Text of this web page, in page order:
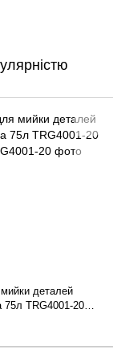
деталей
75л TRG4001-20